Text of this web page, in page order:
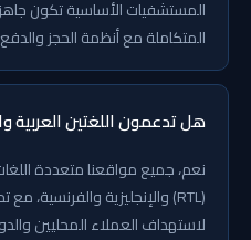
المتكاملة مع أنظمة الحجز والدفع فتحتاج
هل تدعمون اللغتين العربية
نعم، جميع مواقعنا متعددة
لاستهداف العملاء المحليين